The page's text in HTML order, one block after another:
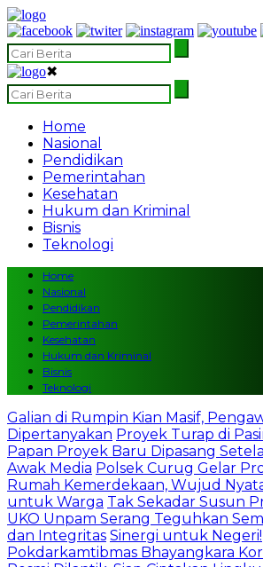
✖
Home
Nasional
Pendidikan
Pemerintahan
Kesehatan
Hukum dan Kriminal
Bisnis
Teknologi
Home
Nasional
Pendidikan
Pemerintahan
Kesehatan
Hukum dan Kriminal
Bisnis
Teknologi
Galian di Rumpin Kian Masif,
Dipertanyakan Proyek Turap di
Papan Proyek Baru Dipasang
Awak Media Polsek Curug Gelar
Rumah Kemerdekaan, Wujud
untuk Warga Tak Sekadar Susun
UKO Unpam Serang Teguhkan
dan Integritas Sinergi untuk Negeri!
Pokdarkamtibmas Bhayangkara